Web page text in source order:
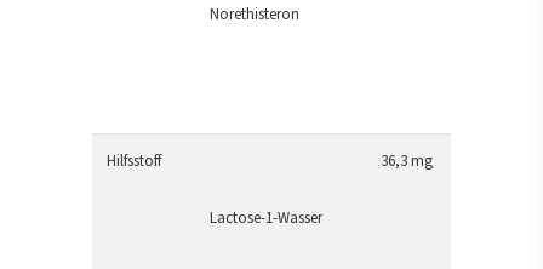
Norethisteron
Hilfsstoff
Lactose-1-Wasser
36,3 mg